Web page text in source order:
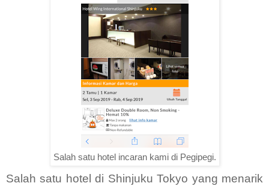
Salah satu hotel incaran kami di Pegipegi.
Salah satu hotel di Shinjuku Tokyo yang menarik